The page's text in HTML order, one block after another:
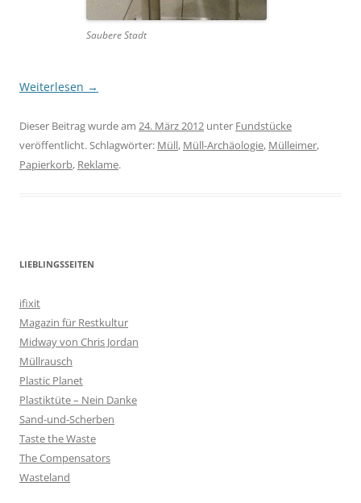
Saubere Stadt
Weiterlesen →
Dieser Beitrag wurde am 24. März 2012 unter Fundstücke
veröffentlicht. Schlagwörter: Müll, Müll-Archäologie, Mülleimer,
Papierkorb, Reklame.
LIEBLINGSSEITEN
ifixit
Magazin für Restkultur
Midway von Chris Jordan
Müllrausch
Plastic Planet
Plastiktüte – Nein Danke
Sand-und-Scherben
Taste the Waste
The Compensators
Wasteland